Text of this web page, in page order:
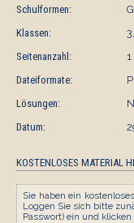
Schulformen:
Klassen:
Seitenanzahl:
1
Dateiformate:
Lösungen:
Datum:
KOSTENLOSES MATERIAL
Sie haben ein
Loggen Sie sich bitte
Passwort) ein und